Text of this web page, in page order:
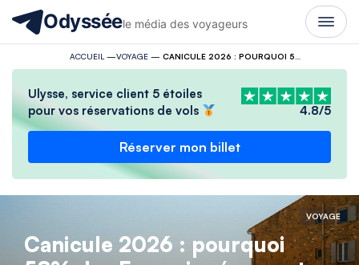
Odysséele média des voyageurs
ACCUEIL —VOYAGE—
Ulysse, service client 5 étoiles
pour vos réservations de vols
4.8/5
Réserver mon billet
VOYAGE
Canicule 2026 : pourquoi